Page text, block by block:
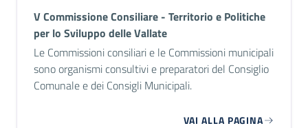
V Commissione Consiliare - Territorio e Politiche
per lo Sviluppo delle Vallate
Le Commissioni consiliari e le Commissioni municipali
sono organismi consultivi e preparatori del Consiglio
Comunale e dei Consigli Municipali.
VAI ALLA PAGINA